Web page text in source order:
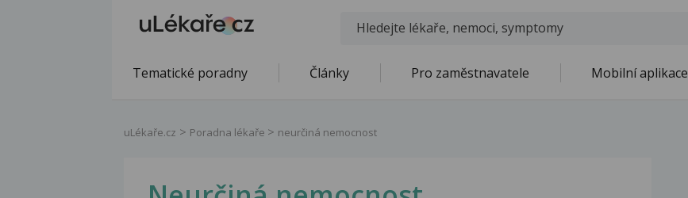
Tematické poradny Články Pro zaměstnavatele Mobilní aplikace
uLékaře.cz Poradna lékaře neurčiná nemocnost